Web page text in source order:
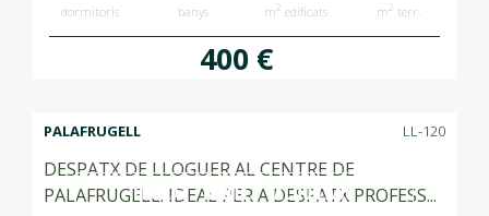
dormitoris banys m2 edificats m2 terr.
400 €
LLOGAT RENTED ALQUILADO
PALAFRUGELL LL-120
DESPATX DE LLOGUER AL CENTRE DE
PALAFRUGELL. IDEAL PER A DESPATX PROFESS...